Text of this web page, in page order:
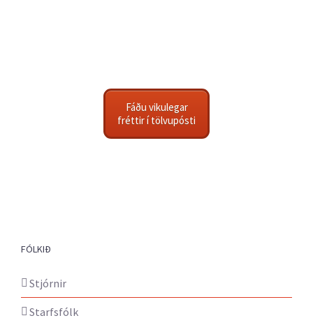
Fáðu vikulegar
fréttir í tölvupósti
FÓLKIÐ
Stjórnir
Starfsfólk